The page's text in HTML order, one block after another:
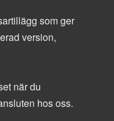
som ger
version,
när du
hos oss.